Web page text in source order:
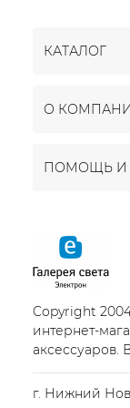
КАТАЛОГ
О
ПОМОЩЬ И
Copyright
интернет-
аксессуаров.
г. Нижний